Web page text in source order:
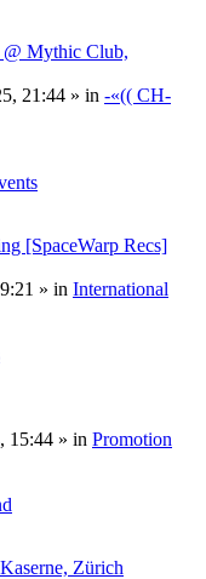
@ Mythic Club,
21:44 » in -«(( CH-
[SpaceWarp Recs]
» in International
15:44 » in Promotion
Zürich